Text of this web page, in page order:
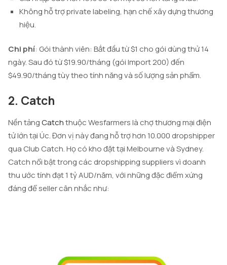
Không hỗ trợ private labeling, hạn chế xây dựng thương
hiệu.
Chi phí: Gói thành viên: Bắt đầu từ $1 cho gói dùng thử 14
ngày. Sau đó từ $19.90/tháng (gói Import 200) đến
$49.90/tháng tùy theo tính năng và số lượng sản phẩm.
2. Catch
Nền tảngCatchthuộc Wesfarmers là chợ thương mại điện
tử lớn tại Úc. Đơn vị này đang hỗ trợ hơn 10.000 dropshipper
qua Club Catch. Họ có kho đặt tại Melbourne và Sydney.
Catch nổi bật trong các dropshipping suppliers vì doanh
thu ước tính đạt 1 tỷ AUD/năm, với những đặc điểm xứng
đáng để seller cân nhắc như: